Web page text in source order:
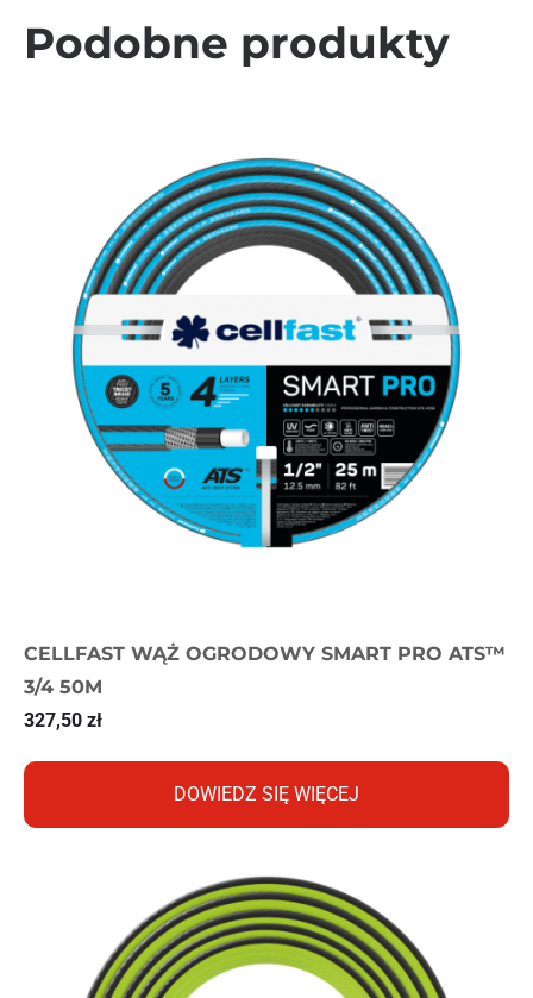
Podobne produkty
CELLFAST WĄŻ OGRODOWY SMART PRO ATS™
3/4 50M
327,50 zł
DOWIEDZ SIĘ WIĘCEJ